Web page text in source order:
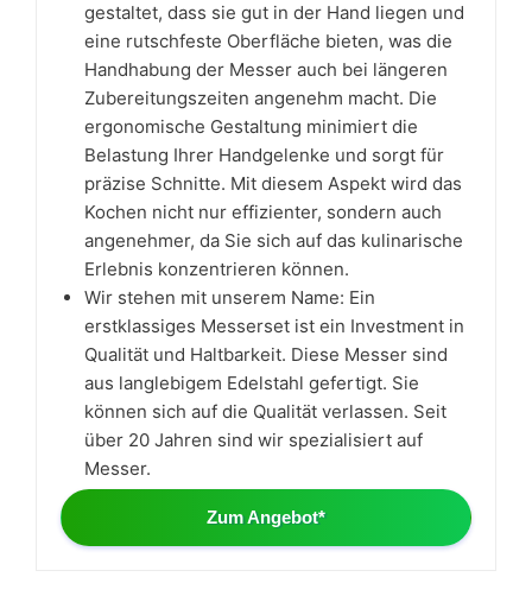
gestaltet, dass sie gut in der Hand liegen und
eine rutschfeste Oberfläche bieten, was die
Handhabung der Messer auch bei längeren
Zubereitungszeiten angenehm macht. Die
ergonomische Gestaltung minimiert die
Belastung Ihrer Handgelenke und sorgt für
präzise Schnitte. Mit diesem Aspekt wird das
Kochen nicht nur effizienter, sondern auch
angenehmer, da Sie sich auf das kulinarische
Erlebnis konzentrieren können.
Wir stehen mit unserem Name: Ein
erstklassiges Messerset ist ein Investment in
Qualität und Haltbarkeit. Diese Messer sind
aus langlebigem Edelstahl gefertigt. Sie
können sich auf die Qualität verlassen. Seit
über 20 Jahren sind wir spezialisiert auf
Messer.
Zum Angebot*